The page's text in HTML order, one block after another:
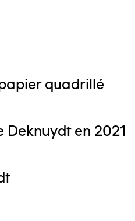
quadrillé
Deknuydt en 2021